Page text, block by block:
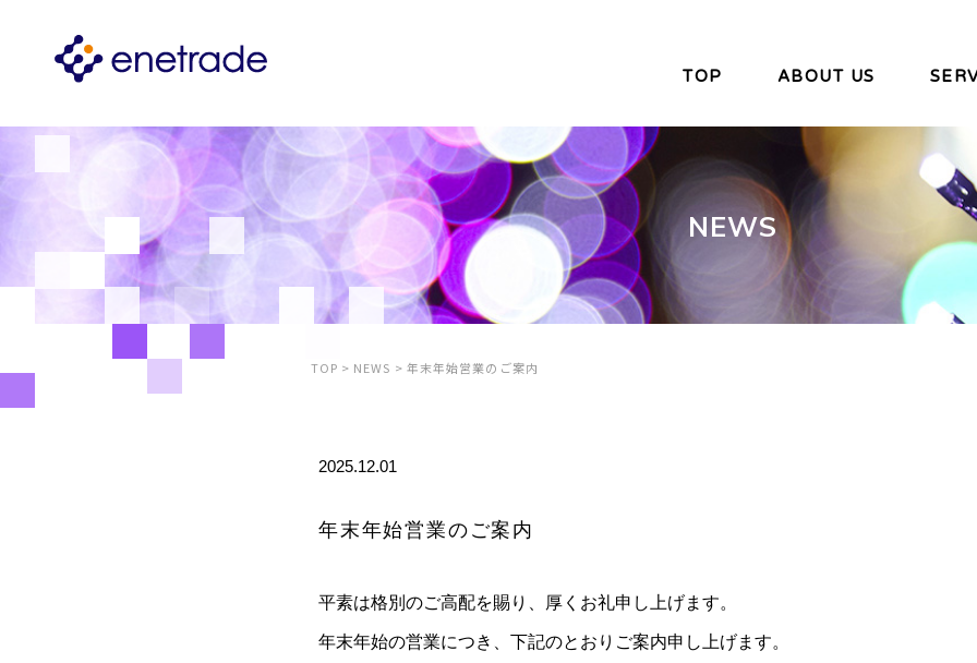
TOP ABOUT US
NEWS
TOP > NEWS > 年末年始営業のご案内
2025.12.01
年末年始営業のご案内
平素は格別のご高配を賜り、厚くお礼申し上げます。
年末年始の営業につき、下記のとおりご案内申し上げます。